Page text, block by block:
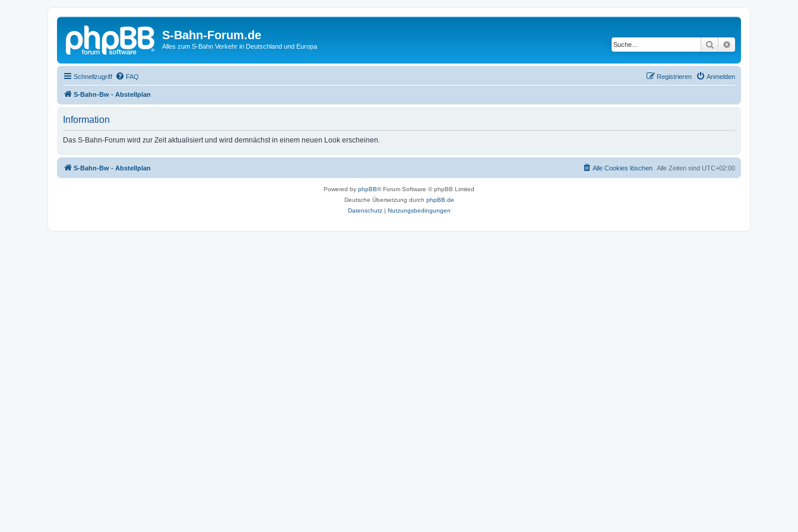
S-Bahn-Forum.de
Alles zum S-Bahn Verkehr in Deutschland und Europa Suche
Schnellzugriff FAQ Anmelden
Registrieren
S-Bahn-Bw - Abstellplan
Information
Das S-Bahn-Forum wird zur Zeit aktualisiert und wird demnächst in einem neuen Look erscheinen.
S-Bahn-Bw - Abstellplan Alle Zeiten sind UTC+02:00
Alle Cookies löschen
Powered by phpBB® Forum Software © phpBB Limited
Deutsche Übersetzung durch phpBB.de
Datenschutz| Nutzungsbedingungen